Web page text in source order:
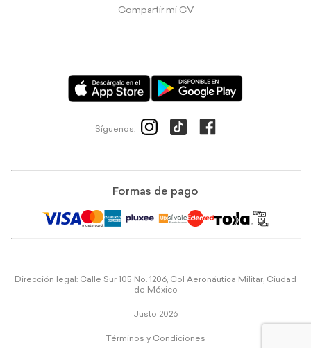
Compartir mi CV
Síguenos:
Formas de pago
Dirección legal: Calle Sur 105 No. 1206, Col Aeronáutica Militar, Ciudad
de México
Justo 2026
Términos y Condiciones